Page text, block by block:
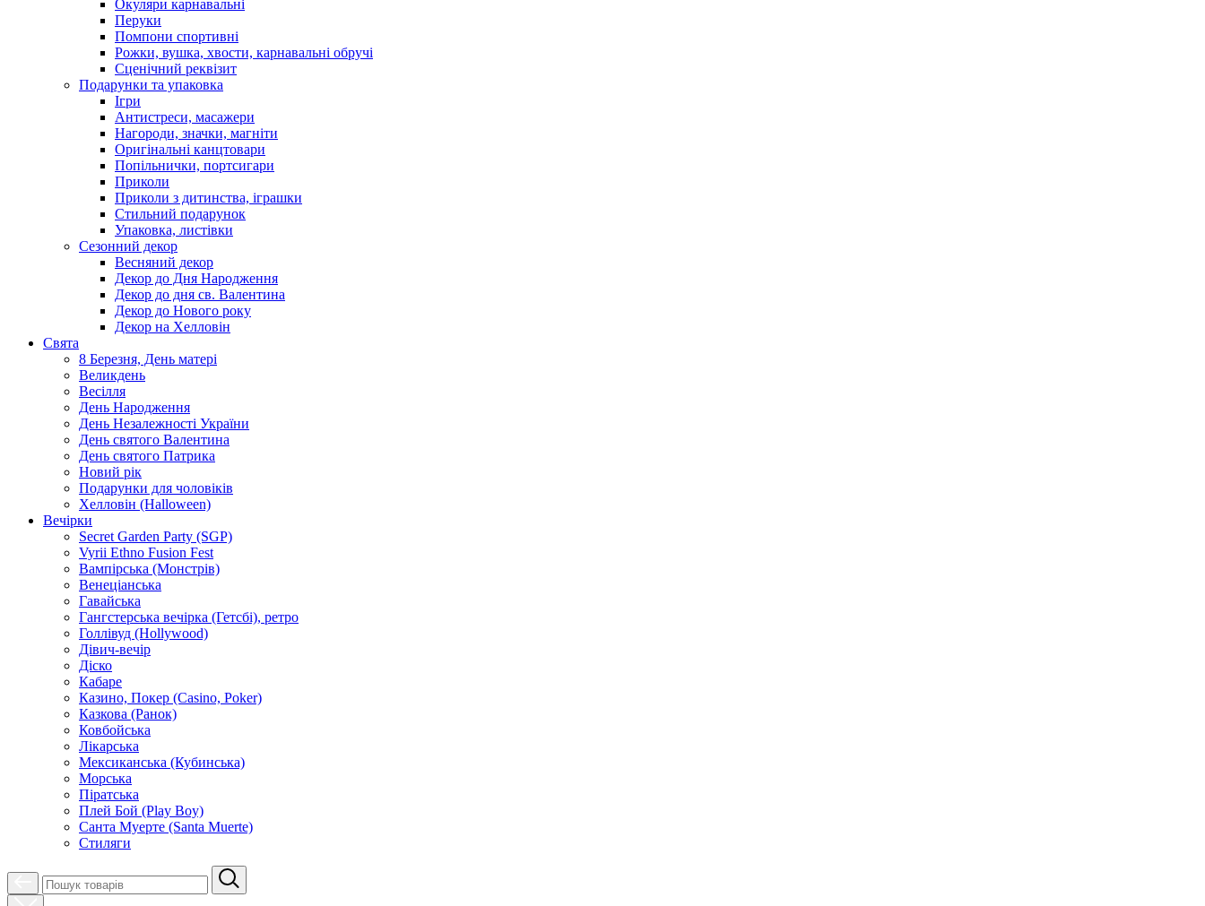
Окуляри карнавальні
Перуки
Помпони спортивні
Рожки, вушка, хвости, карнавальні обручі
Сценічний реквізит
Подарунки та упаковка
Ігри
Антистреси, масажери
Нагороди, значки, магніти
Оригінальні канцтовари
Попільнички, портсигари
Приколи
Приколи з дитинства, іграшки
Стильний подарунок
Упаковка, листівки
Сезонний декор
Весняний декор
Декор до Дня Народження
Декор до дня св. Валентина
Декор до Нового року
Декор на Хелловін
Свята
8 Березня, День матері
Великдень
Весілля
День Народження
День Незалежності України
День святого Валентина
День святого Патрика
Новий рік
Подарунки для чоловіків
Хелловін (Halloween)
Вечірки
Secret Garden Party (SGP)
Vyrii Ethno Fusion Fest
Вампірська (Монстрів)
Венеціанська
Гавайська
Гангстерська вечірка (Гетсбі), ретро
Голлівуд (Hollywood)
Дівич-вечір
Діско
Кабаре
Казино, Покер (Casino, Poker)
Казкова (Ранок)
Ковбойська
Лікарська
Мексиканська (Кубинська)
Морська
Піратська
Плей Бой (Play Boy)
Санта Муерте (Santa Muerte)
Стиляги